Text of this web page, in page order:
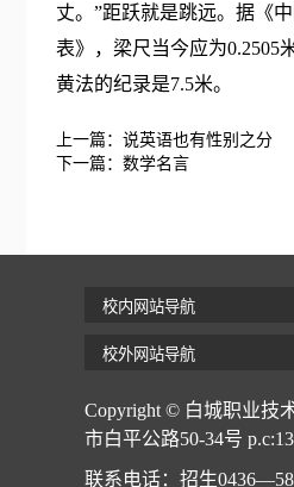
丈。”距跃就是跳远。据《
表》，梁尺当今应为0.2505
黄法的纪录是7.5米。
上一篇： 说英语也有性别之分
下一篇： 数学名言
Copyright © 白城职业技
市白平公路50-34号
联系电话：招生